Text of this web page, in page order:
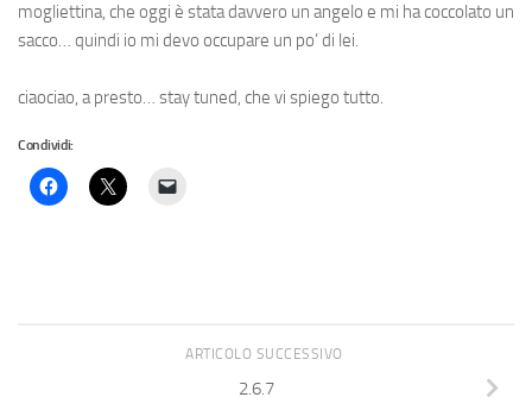
mogliettina, che oggi è stata davvero un angelo e mi ha coccolato un
sacco… quindi io mi devo occupare un po’ di lei.
ciaociao, a presto… stay tuned, che vi spiego tutto.
Condividi:
ARTICOLO SUCCESSIVO
2.6.7